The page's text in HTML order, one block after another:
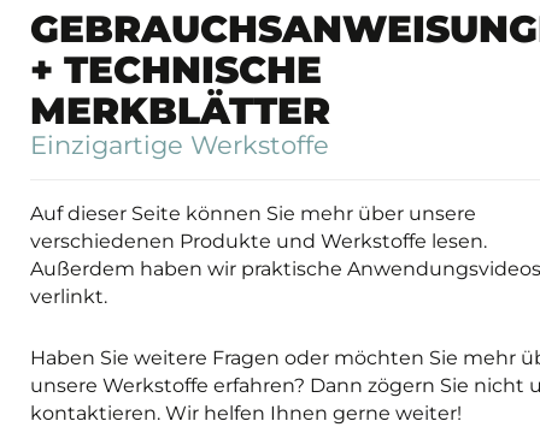
+ TECHNISCHE
MERKBLÄTTER
Einzigartige Werkstoffe
Auf dieser Seite können Sie mehr über unsere
verschiedenen Produkte und Werkstoffe lesen.
Außerdem haben wir praktische Anwendungsvideos
verlinkt.
Haben Sie weitere Fragen oder möchten Sie mehr
unsere Werkstoffe erfahren? Dann zögern Sie nicht
kontaktieren. Wir helfen Ihnen gerne weiter!